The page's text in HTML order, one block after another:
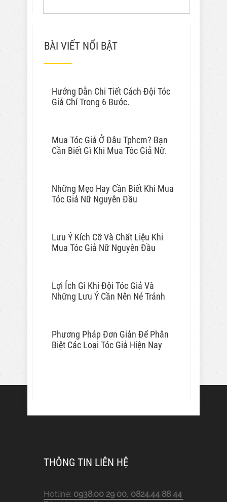
BÀI VIẾT NỔI BẬT
Hướng Dẫn Chi Tiết Cách Đội Tóc
Giả Chỉ Trong 6 Bước.
Mua Tóc Giả Ở Đâu Tphcm? Bạn
Cần Biết Gì Khi Mua Tóc Giả Nữ.
Những Mẹo Hay Cần Biết Khi Mua
Tóc Giả Nữ Nguyên Đầu
Lưu Ý Kích Cỡ Và Chất Liệu Khi
Mua Tóc Giả Nữ Nguyên Đầu
Lợi Ích Gì Khi Đội Tóc Giả Và
Những Lưu Ý Cần Nên Né Tránh
Phương Pháp Đơn Giản Để Phân
Biệt Các Loại Tóc Giả Hiện Nay
THÔNG TIN LIÊN HỆ
Hotline: 0938.00 29 00, 0824.44 88 44